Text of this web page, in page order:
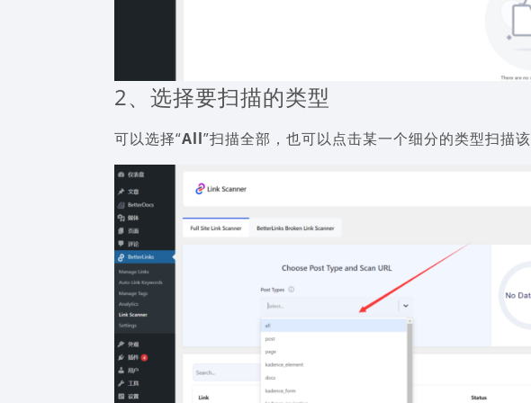
2、选择要扫描的类型
可以选择“All”扫描全部，也可以点击某一个细分的类型扫描